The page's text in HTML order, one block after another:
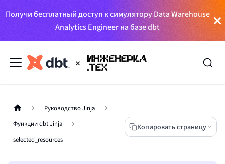
Получи бесплатный доступ к симулятору Data Warehouse
Analytics Engineer на базе dbt
Руководство Jinja
Функции dbt Jinja
selected_resources
Копировать страницу